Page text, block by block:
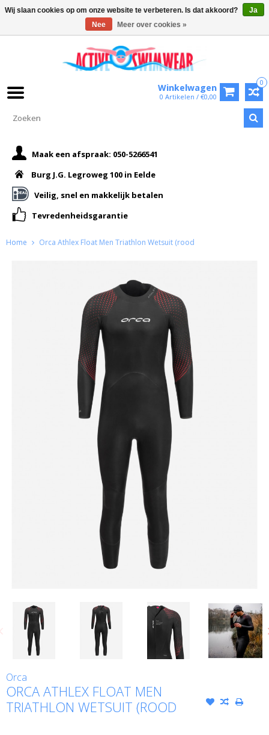
0
Winkelwagen
0 Artikelen / €0,00
Maak een afspraak: 050-5266541
Burg J.G. Legroweg 100 in Eelde
Veilig, snel en makkelijk betalen
Tevredenheidsgarantie
Home Orca Athlex Float Men Triathlon Wetsuit (rood
Orca
ORCA ATHLEX FLOAT MEN
TRIATHLON WETSUIT (ROOD
Wij slaan cookies op om onze website te verbeteren. Is dat akkoord?
Ja
Nee
Meer over cookies »